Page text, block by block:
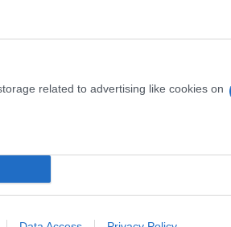
related to advertising like cookies on
στην αύξηση της
κατά 3,1%.